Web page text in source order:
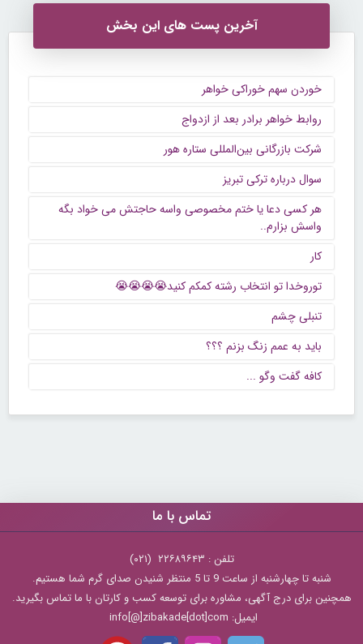
آخرین پست های این بخش
خوردن سهم خوراکی خواهر
روابط خواهر برادر بعد از ازدواج
شرکت بازرگانی بین‌المللی ستاره هور
سوال درباره ترکی تبریز
هر کسی دعا یا ختم مخصوصی واسه حاجتش می خواد بگه
واسش بزارم..
کار
توروخدا تو انتخاب رشته کمکم کنید😭😭😭😭
تنبلی چشم
باید به عمم زنگ بزنم ؟؟؟
كافه گفت وگو ...
تماس با ما
تلفن : ۲۲۶۸۹۶۴۳ (۰۲۱)
شنبه تا چهارشنبه از ساعت 9 تا 5 منتظر شنیدن صدای گرم شما هستیم.
همچنین برای درج آگهی، مشاوره برای توسعه کسب و کارتان با ما تماس بگیرید.
ایمیل: info[@]zibakade[dot]com